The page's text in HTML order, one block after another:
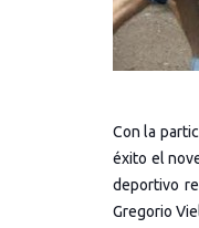
Con la
éxito el
deportivo
Gregorio